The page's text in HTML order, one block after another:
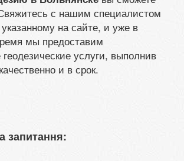
с нашим специалистом
на сайте, и уже в
мы предоставим
услуги, выполнив
и в срок.
запитання: